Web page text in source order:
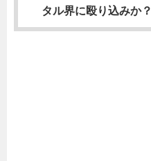
タル界に殴り込みか？